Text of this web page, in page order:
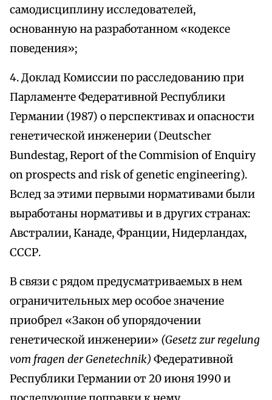
самодисциплину исследователей,
основанную на разработанном «кодексе
поведения»;
4. Доклад Комиссии по расследованию при
Парламенте Федеративной Республики
Германии (1987) о перспективах и опасности
генетической инженерии (Deutscher
Bundestag, Report of the Commision of Enquiry
on prospects and risk of genetic engineering).
Вслед за этими первыми нормативами были
выработаны нормативы и в других странах:
Австралии, Канаде, Франции, Нидерландах,
СССР.
В связи с рядом предусматриваемых в нем
ограничительных мер особое значение
приобрел «Закон об упорядочении
генетической инженерии» (Gesetz zur regelung
vom fragen der Genetechnik) Федеративной
Республики Германии от 20 июня 1990 и